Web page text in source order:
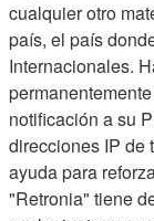
cualquier otro
país, el país
Internacionales.
notificación a su
direcciones IP de
ayuda para
"Retronia" tiene